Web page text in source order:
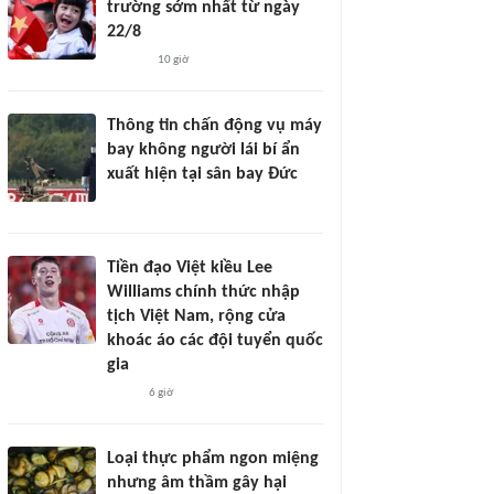
trường sớm nhất từ ngày
22/8
10 giờ
Thông tin chấn động vụ máy
bay không người lái bí ẩn
xuất hiện tại sân bay Đức
Tiền đạo Việt kiều Lee
Williams chính thức nhập
tịch Việt Nam, rộng cửa
khoác áo các đội tuyển quốc
gia
6 giờ
Loại thực phẩm ngon miệng
nhưng âm thầm gây hại